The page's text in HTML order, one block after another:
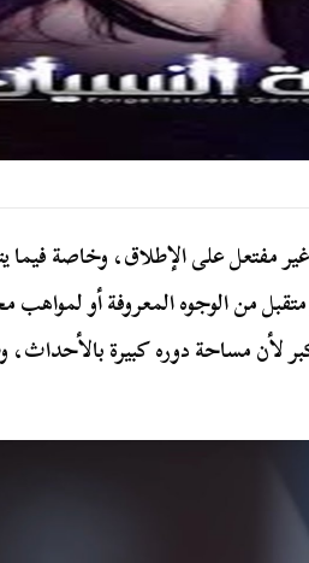
مفتعل على الإطلاق، وخاصة
من الوجوه المعروفة أو لمواهب
لأن مساحة دوره كبيرة بالأحداث،